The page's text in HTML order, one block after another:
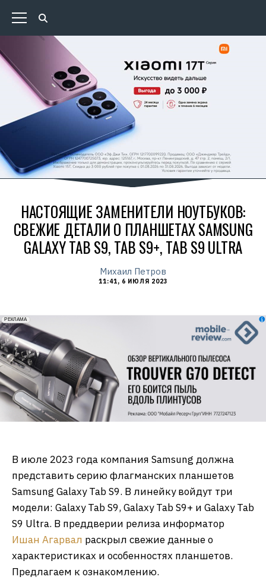
НАСТОЯЩИЕ ЗАМЕНИТЕЛИ НОУТБУКОВ:
СВЕЖИЕ ДЕТАЛИ О ПЛАНШЕТАХ SAMSUNG
GALAXY TAB S9, TAB S9+, TAB S9 ULTRA
Михаил Петров
11:41, 6 ИЮЛЯ 2023
erid: 2VfnxxmNzs5
РЕКЛАМА
В июле 2023 года компания Samsung должна
представить серию флагманских планшетов
Samsung Galaxy Tab S9. В линейку войдут три
модели: Galaxy Tab S9, Galaxy Tab S9+ и Galaxy Tab
S9 Ultra. В преддверии релиза информатор
Ишан Агарвал раскрыл свежие данные о
характеристиках и особенностях планшетов.
Предлагаем к ознакомлению.